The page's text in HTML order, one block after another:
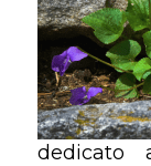
dedicato